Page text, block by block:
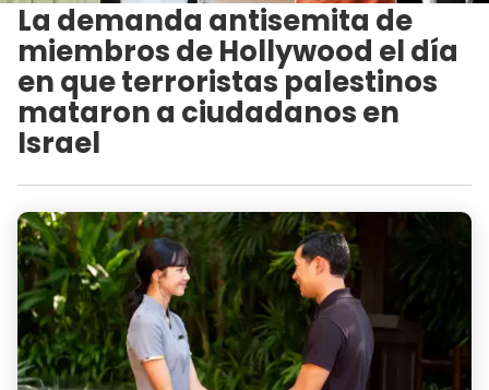
La demanda antisemita de
miembros de Hollywood el día
en que terroristas palestinos
mataron a ciudadanos en
Israel